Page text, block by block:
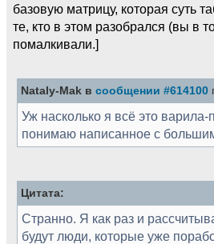
базовую матрицу, которая суть
те, кто в этом разобрался (вы в
помалкивали.]
Nataly-Mak в сообщении #614100
Уж насколько я всё это
понимаю написанное с
Цитата:
Странно. Я как раз и
будут люди, которые уже